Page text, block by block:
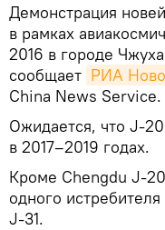
Демонстрация
в рамках
2016 в городе
сообщает РИА
China News Service.
Ожидается, что J-
в 2017–2019 годах.
Кроме Chengdu J-
одного
J-31.